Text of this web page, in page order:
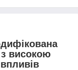
високою